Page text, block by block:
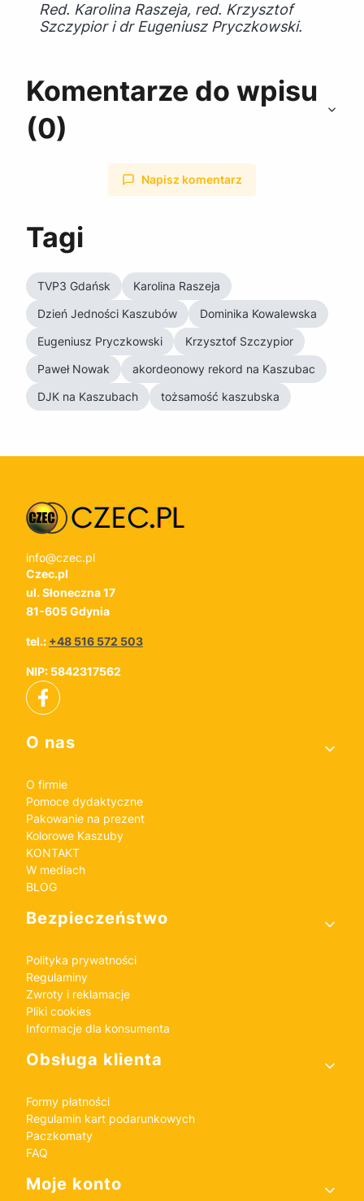
Red. Karolina Raszeja, red. Krzysztof
Szczypior i dr Eugeniusz Pryczkowski.
Komentarze do wpisu
(0)
Napisz komentarz
Tagi
TVP3 Gdańsk
Karolina Raszeja
Dzień Jedności Kaszubów
Dominika Kowalewska
Eugeniusz Pryczkowski
Krzysztof Szczypior
Paweł Nowak
akordeonowy rekord na Kaszubac
DJK na Kaszubach
tożsamość kaszubska
info@czec.pl
Czec.pl
ul. Słoneczna 17
81-605 Gdynia
tel.: +48 516 572 503
NIP: 5842317562
Linki w stopce
O nas
O firmie
Pomoce dydaktyczne
Pakowanie na prezent
Kolorowe Kaszuby
KONTAKT
W mediach
BLOG
Bezpieczeństwo
Polityka prywatności
Regulaminy
Zwroty i reklamacje
Pliki cookies
Informacje dla konsumenta
Obsługa klienta
Formy płatności
Regulamin kart podarunkowych
Paczkomaty
FAQ
Moje konto